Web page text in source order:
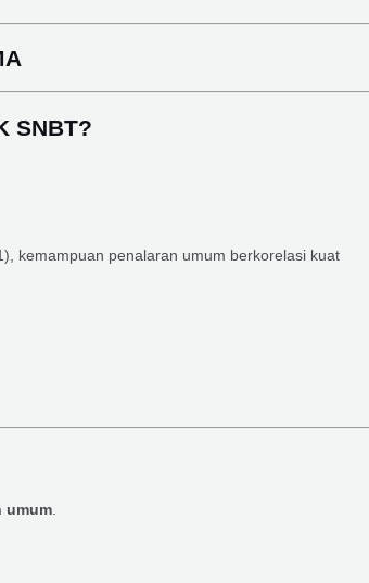
SNBT?
kemampuan penalaran umum berkorelasi kuat
umum